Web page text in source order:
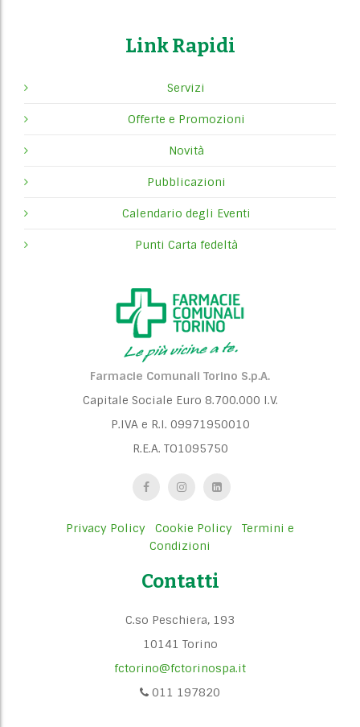
Link Rapidi
Servizi
Offerte e Promozioni
Novità
Pubblicazioni
Calendario degli Eventi
Punti Carta fedeltà
Farmacie Comunali Torino S.p.A.
Capitale Sociale Euro 8.700.000 I.V.
P.IVA e R.I. 09971950010
R.E.A. TO1095750
Privacy Policy Cookie Policy
Termini e
Condizioni
Contatti
C.so Peschiera, 193
10141 Torino
fctorino@fctorinospa.it
011 197820